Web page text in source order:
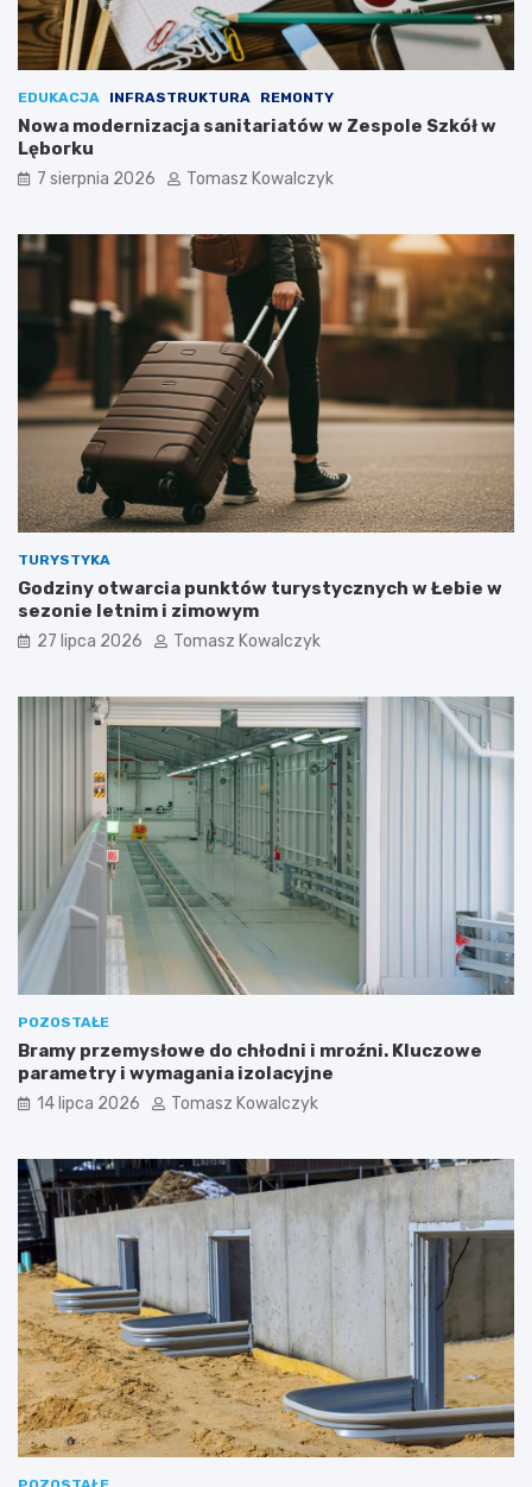
EDUKACJA INFRASTRUKTURA REMONTY
Nowa modernizacja sanitariatów w Zespole Szkół w
Lęborku
7 sierpnia 2026 Tomasz Kowalczyk
TURYSTYKA
Godziny otwarcia punktów turystycznych w Łebie w
sezonie letnim i zimowym
27 lipca 2026 Tomasz Kowalczyk
POZOSTAŁE
Bramy przemysłowe do chłodni i mroźni. Kluczowe
parametry i wymagania izolacyjne
14 lipca 2026 Tomasz Kowalczyk